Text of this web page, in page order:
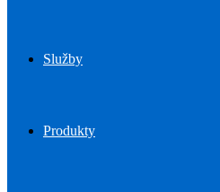
Služby
Produkty